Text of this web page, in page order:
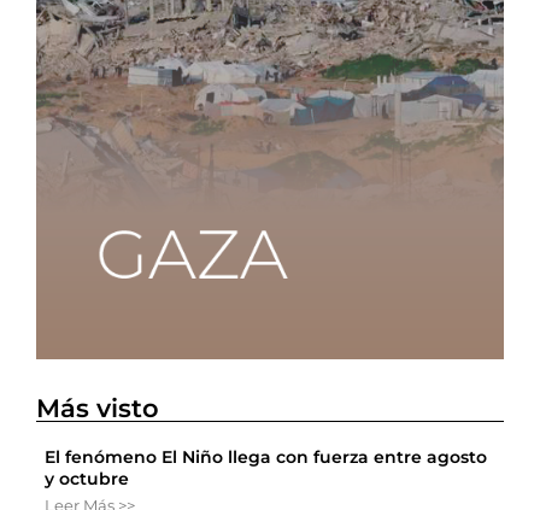
Más visto
El fenómeno El Niño llega con fuerza entre agosto
y octubre
Leer Más >>